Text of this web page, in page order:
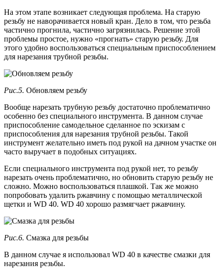
На этом этапе возникает следующая проблема. На старую
резьбу не наворачивается новый кран. Дело в том, что резьба
частично прогнила, частично загрязнилась. Решение этой
проблемы простое, нужно «прогнать» старую резьбу. Для
этого удобно воспользоваться специальным приспособлением
для нарезания трубной резьбы.
Рис.5. Обновляем резьбу
Вообще нарезать трубную резьбу достаточно проблематично
особенно без специального инструмента. В данном случае
приспособление самодельное сделанное по эскизам с
приспособления для нарезания трубной резьбы. Такой
инструмент желательно иметь под рукой на дачном участке он
часто выручает в подобных ситуациях.
Если специального инструмента под рукой нет, то резьбу
нарезать очень проблематично, но обновить старую резьбу не
сложно. Можно воспользоваться плашкой. Так же можно
попробовать удалить ржавчину с помощью металлической
щетки и WD 40. WD 40 хорошо размягчает ржавчину.
Рис.6. Смазка для резьбы
В данном случае я использовал WD 40 в качестве смазки для
нарезания резьбы.